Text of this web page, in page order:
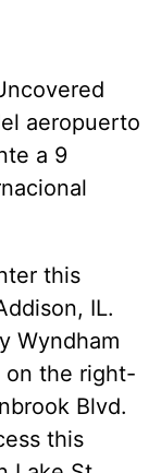
aeropuerto
a 9
this
IL.
Wyndham
on the right-
Blvd.
this